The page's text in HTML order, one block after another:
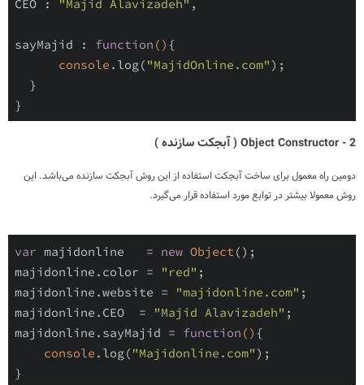
CEO : "Majid Alavizadeh" ,
sayMajid : function () {
console .log( "MajidOnline.com" );
2 -
Object Constructor ( آبجکت سازنده )
دومین راه معمول برای ساخت آبجکت استفاده از این روش آبجکت سازنده می‌باشد. این
روش معمولا بیشتر در توابع مورد استفاده قرار می‌گیرد.
var majidonline   = new Object ();
majidonline.color =
"red" ;
majidonline.website =
"majidonline.com" ;
majidonline.CEO  =
"Majid Alavizadeh" ;
majidonline.sayMajid = function () {
console .log( "Majidonline.com" );